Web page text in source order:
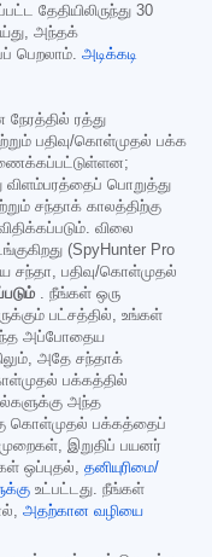
தேதியிலிருந்து 30
அந்தக்
பெறலாம். அடிக்கடி
ரத்து
பதிவு/கொள்முதல் பக்க
விளம்பரத்தைப் பொறுத்து
சந்தாக் காலத்திற்கு
விலை
(SpyHunter Pro
சந்தா, பதிவு/கொள்முதல்
. நீங்கள் ஒரு
பட்சத்தில், உங்கள்
அப்போதைய
அதே சந்தாக்
பக்கத்தில்
அந்த
கொள்முதல் பக்கத்தைப்
இறுதிப் பயனர்
ஒப்புதல், தனியுரிமை/
உட்பட்டது. நீங்கள்
அதற்கான வழியை